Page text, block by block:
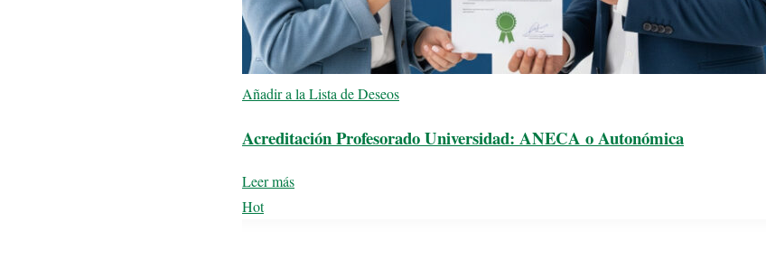
Añadir a la Lista de Deseos
Acreditación Profesorado Universidad: ANECA o Autonómica
Leer más
Hot